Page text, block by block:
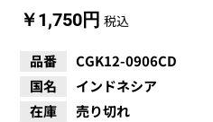
￥1,750円 税込
品番
CGK12-0906CD
国名
インドネシア
在庫
売り切れ